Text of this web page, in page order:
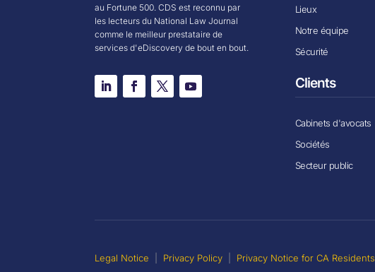
au Fortune 500. CDS est reconnu par
les lecteurs du National Law Journal
comme le meilleur prestataire de
services d'eDiscovery de bout en bout.
Lieux
Notre équipe
Sécurité
Clients
Cabinets d'avocats
Sociétés
Secteur public
Legal Notice Privacy Policy Privacy Notice for CA Residents